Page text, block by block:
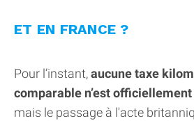
ET EN FRANCE ?
Pour l’instant,aucune taxe
comparable n’est
mais le passage à l'acte